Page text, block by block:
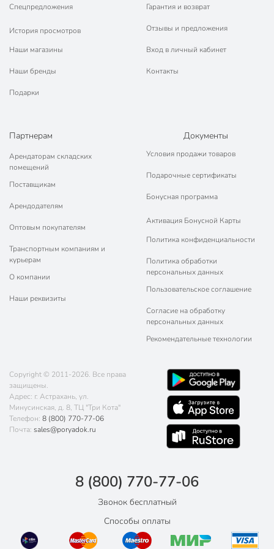
Спецпредложения
История просмотров
Наши магазины
Наши бренды
Подарки
Гарантия и возврат
Отзывы и предложения
Вход в личный кабинет
Контакты
Партнерам
Арендаторам складских
помещений
Поставщикам
Арендодателям
Оптовым покупателям
Транспортным компаниям и
курьерам
О компании
Наши реквизиты
Документы
Условия продажи товаров
Подарочные сертификаты
Бонусная программа
Активация Бонусной Карты
Политика конфиденциальности
Политика обработки
персональных данных
Пользовательское соглашение
Согласие на обработку
персональных данных
Рекомендательные технологии
Copyright © 2011-2026. Все права
защищены.
Адрес: г. Астрахань, ул.
Минусинская, д. 8, ТЦ "Три Кота"
Телефон: 8 (800) 770-77-06
Почта: sales@poryadok.ru
8 (800) 770-77-06
Звонок бесплатный
Способы оплаты